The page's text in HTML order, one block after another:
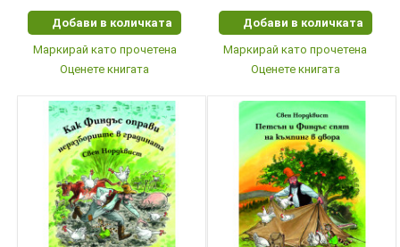
Добави в количката
Маркирай като прочетена
Оценете книгата
Добави в количката
Маркирай като прочетена
Оценете книгата